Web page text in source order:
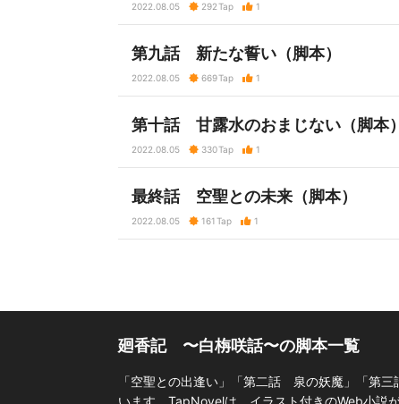
2022.08.05 292Tap 1
第九話 新たな誓い（脚本）
2022.08.05 669Tap 1
第十話 甘露水のおまじない（脚本）
2022.08.05 330Tap 1
最終話 空聖との未来（脚本）
2022.08.05 161Tap 1
廻香記 〜白栴咲話〜の脚本一覧
「空聖との出逢い」「第二話 泉の妖魔」「第
います。TapNovelは、イラスト付きのWeb小説